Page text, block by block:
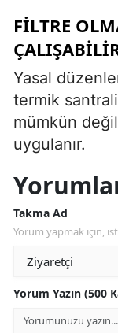
FILTRE
Yasal
termik
mümkün
uygulanır.
Takma Ad
Yorum yapmak için,
Yorum Yazın (500